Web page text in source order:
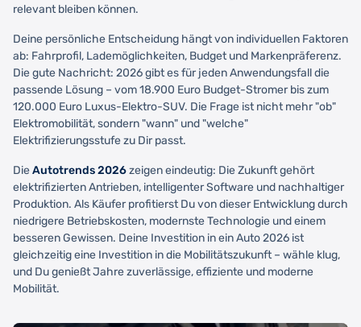
relevant bleiben können.
Deine persönliche Entscheidung hängt von individuellen Faktoren
ab: Fahrprofil, Lademöglichkeiten, Budget und Markenpräferenz.
Die gute Nachricht: 2026 gibt es für jeden Anwendungsfall die
passende Lösung – vom 18.900 Euro Budget-Stromer bis zum
120.000 Euro Luxus-Elektro-SUV. Die Frage ist nicht mehr "ob"
Elektromobilität, sondern "wann" und "welche"
Elektrifizierungsstufe zu Dir passt.
DieAutotrends 2026zeigen eindeutig: Die Zukunft gehört
elektrifizierten Antrieben, intelligenter Software und nachhaltiger
Produktion. Als Käufer profitierst Du von dieser Entwicklung durch
niedrigere Betriebskosten, modernste Technologie und einem
besseren Gewissen. Deine Investition in ein Auto 2026 ist
gleichzeitig eine Investition in die Mobilitätszukunft – wähle klug,
und Du genießt Jahre zuverlässige, effiziente und moderne
Mobilität.